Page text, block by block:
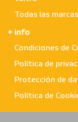
Todas las marcas
+ info
Condiciones de
Política de
Protección de
Política de